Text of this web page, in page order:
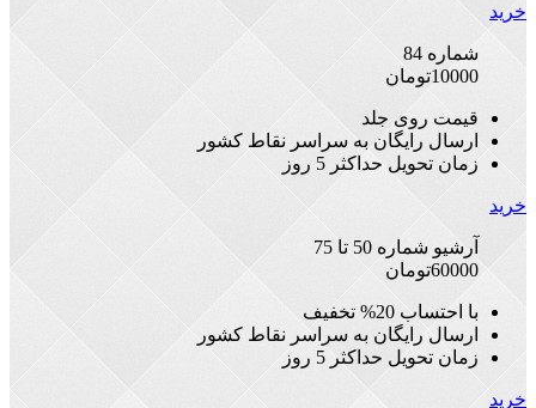
خرید
شماره 84
10000تومان
قیمت روی جلد
ارسال رایگان به سراسر نقاط کشور
زمان تحویل حداکثر 5 روز
خرید
آرشیو شماره 50 تا 75
60000تومان
با احتساب 20% تخفیف
ارسال رایگان به سراسر نقاط کشور
زمان تحویل حداکثر 5 روز
خرید